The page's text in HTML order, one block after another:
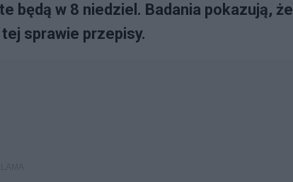
będą w 8 niedziel. Badania pokazują, że
sprawie przepisy.